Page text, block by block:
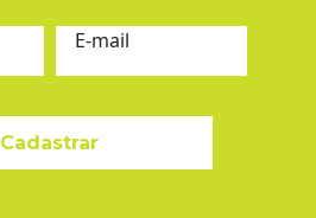
E-mail
Cadastrar